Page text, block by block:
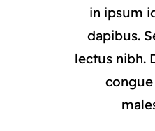
in ipsum
dapibus.
lectus nibh.